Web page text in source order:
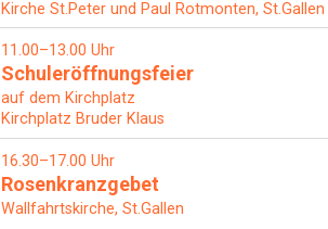
Kirche St.Peter und Paul Rotmonten, St.Gallen
11.00–13.00 Uhr
Schuleröffnungsfeier
auf dem Kirchplatz
Kirchplatz Bruder Klaus
16.30–17.00 Uhr
Rosenkranzgebet
Wallfahrtskirche, St.Gallen